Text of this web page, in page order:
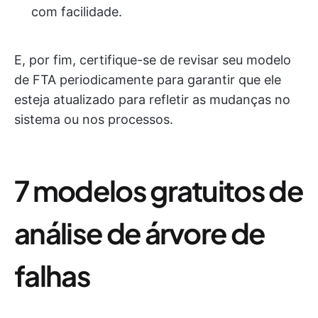
com facilidade.
E, por fim, certifique-se de revisar seu modelo
de FTA periodicamente para garantir que ele
esteja atualizado para refletir as mudanças no
sistema ou nos processos.
7 modelos gratuitos de
análise de árvore de
falhas